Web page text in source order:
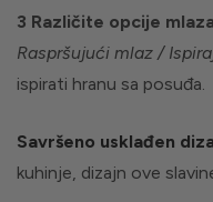
3 Različite opcije
Raspršujući mlaz /
ispirati hranu sa posuđa.
Savršeno usklađen
kuhinje, dizajn ove